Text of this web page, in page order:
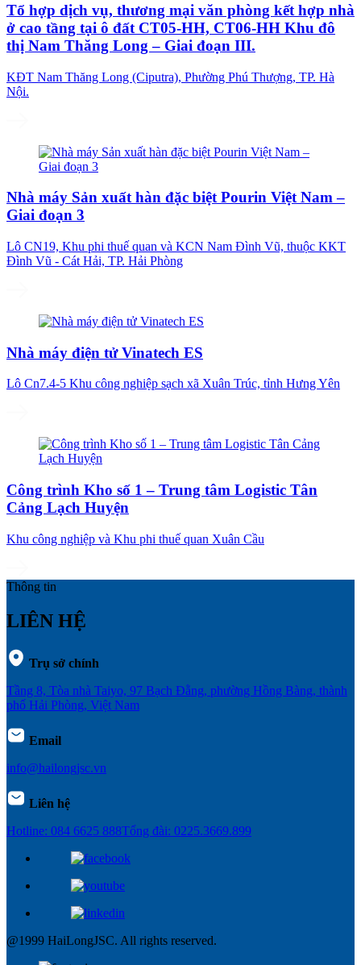
Tổ hợp dịch vụ, thương mại văn phòng kết hợp nhà
ở cao tầng tại ô đất CT05-HH, CT06-HH Khu đô
thị Nam Thăng Long – Giai đoạn III.
KĐT Nam Thăng Long (Ciputra), Phường Phú Thượng, TP. Hà
Nội.
Nhà máy Sản xuất hàn đặc biệt Pourin Việt Nam –
Giai đoạn 3
Lô CN19, Khu phi thuế quan và KCN Nam Đình Vũ, thuộc KKT
Đình Vũ - Cát Hải, TP. Hải Phòng
Nhà máy điện tử Vinatech ES
Lô Cn7.4-5 Khu công nghiệp sạch xã Xuân Trúc, tỉnh Hưng Yên
Công trình Kho số 1 – Trung tâm Logistic Tân
Cảng Lạch Huyện
Khu công nghiệp và Khu phi thuế quan Xuân Cầu
Thông tin
LIÊN HỆ
Trụ sở chính
Tầng 8, Tòa nhà Taiyo, 97 Bạch Đằng, phường Hồng Bàng, thành
phố Hải Phòng, Việt Nam
Email
info@hailongjsc.vn
Liên hệ
Hotline: 084 6625 888Tổng đài: 0225.3669.899
@1999 HaiLongJSC. All rights reserved.